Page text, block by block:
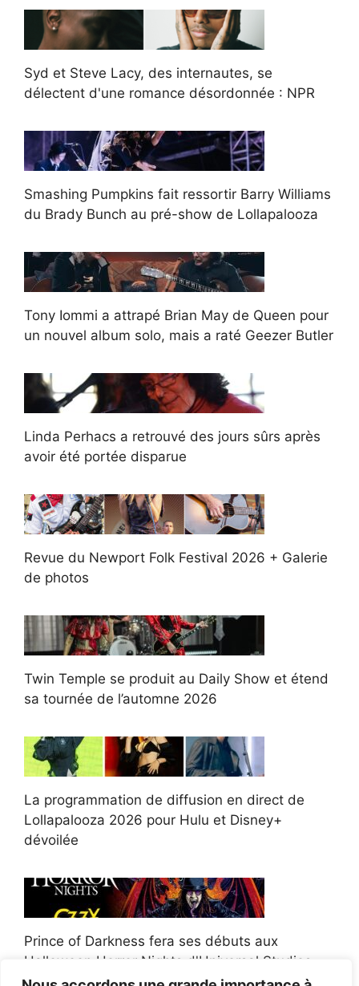
Syd et Steve Lacy, des internautes, se
délectent d'une romance désordonnée : NPR
Smashing Pumpkins fait ressortir Barry Williams
du Brady Bunch au pré-show de Lollapalooza
Tony Iommi a attrapé Brian May de Queen pour
un nouvel album solo, mais a raté Geezer Butler
Linda Perhacs a retrouvé des jours sûrs après
avoir été portée disparue
Revue du Newport Folk Festival 2026 + Galerie
de photos
Twin Temple se produit au Daily Show et étend
sa tournée de l’automne 2026
La programmation de diffusion en direct de
Lollapalooza 2026 pour Hulu et Disney+
dévoilée
Prince of Darkness fera ses débuts aux
Halloween Horror Nights d'Universal Studios